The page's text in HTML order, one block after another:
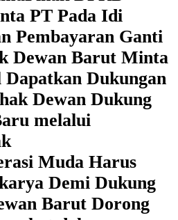
PT Pada Idi
Pembayaran Ganti
Dewan Barut Minta
Dukungan
Dewan Dukung
melalui
Muda Harus
Demi Dukung
Barut Dorong